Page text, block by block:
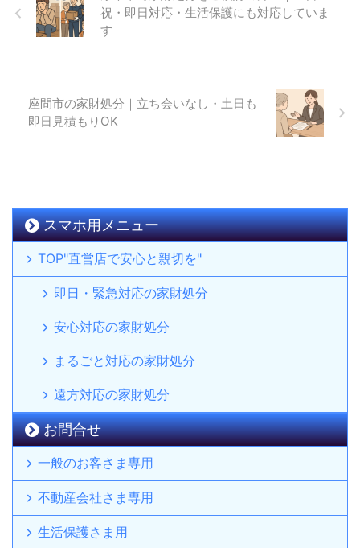
祝・即日対応・生活保護にも対応していま
す
座間市の家財処分｜立ち会いなし・土日も
即日見積もりOK
スマホ用メニュー
TOP"直営店で安心と親切を"
即日・緊急対応の家財処分
安心対応の家財処分
まるごと対応の家財処分
遠方対応の家財処分
お問合せ
一般のお客さま専用
不動産会社さま専用
生活保護さま用